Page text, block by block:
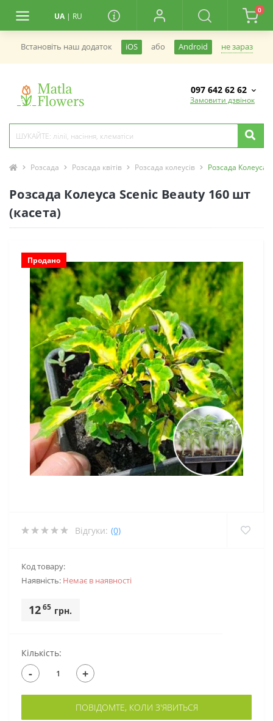
UA | RU
0
Встановiть наш додаток iOS або Android не зараз
097 642 62 62
Замовити дзвінок
Розсада Розсада квітів Розсада колеусів Розсада Колеуса
Розсада Колеуса Scenic Beauty 160 шт
(касета)
Продано
Відгуки: (0)
Код товару:
Наявність: Немає в наявностi
1265 грн.
Кількість:
- +
ПОВІДОМТЕ, КОЛИ З'ЯВИТЬСЯ